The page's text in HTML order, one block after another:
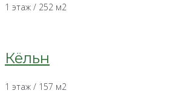
1 этаж / 252 м2
Кёльн
1 этаж / 157 м2